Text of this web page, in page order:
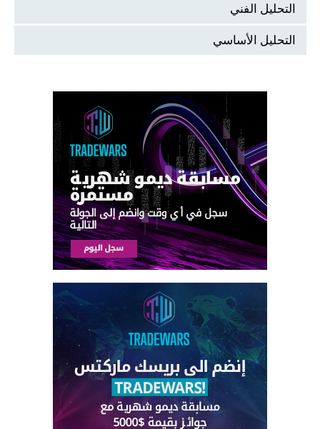
التحليل الفني
التحليل الأساسي